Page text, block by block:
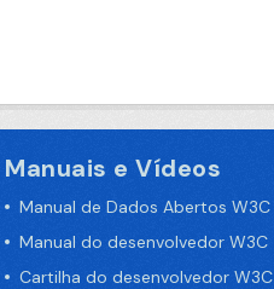
Manuais e Vídeos
Manual de Dados Abertos W3C
Manual do desenvolvedor W3C
Cartilha do desenvolvedor W3C